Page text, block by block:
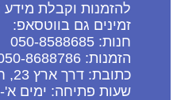
להזמנות וקבלת מידע
זמינים גם בווטסאפ:
חנות: 050-8588685
הזמנות: 050-8688786
כתובת: דרך ארץ 23, חריש
שעות פתיחה: ימים א'-ה' 9:00-